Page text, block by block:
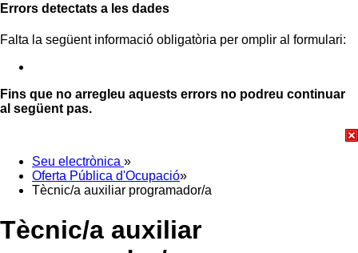
Errors detectats a les dades
Falta la següent informació obligatòria per omplir al formulari:
Fins que no arregleu aquests errors no podreu continuar
al següent pas.
Seu electrònica »
Oferta Pública d'Ocupació»
Tècnic/a auxiliar programador/a
Tècnic/a auxiliar